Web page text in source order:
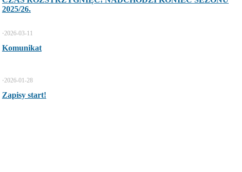
2025/26.
Komunikat
⋅2026-03-11
Zapisy start!
⋅2026-01-28